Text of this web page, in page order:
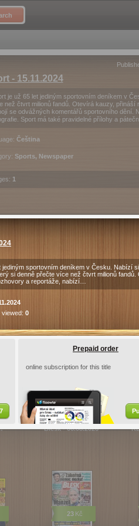
- 15.11.2024
je už 65 let jediným sportovním deníkem v
než čtvrt milionů fandů. Otevírá kauzy,
se odvážných komentářů sportovního dění.
Sport má také pravidelné přílohy a
Čeština
Sports, Newspaper
1
Price includes attachments
páteční
Blesk - 06.08.2026
23 Kč
jediným sportovním deníkem v Česku. Nabízí
si denně přečte více než čtvrt milionů fandů.
a reportáže, nabízí…
0
Prepaid order
online subscription for this title